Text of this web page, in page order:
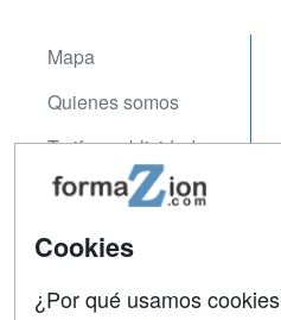
Mapa
Quienes somos
Tarifas publicidad
Acceso Usuarios
Acceso Centros
Cookies
¿Por qué usamos